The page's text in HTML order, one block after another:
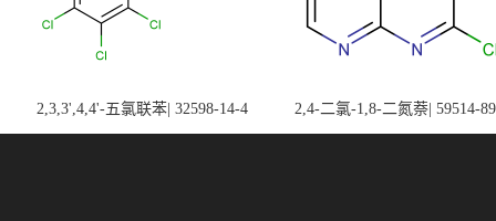
2,3,3',4,4'-五氯联苯| 32598-14-4 2,4-二氯-1,8-二氮萘| 59514-